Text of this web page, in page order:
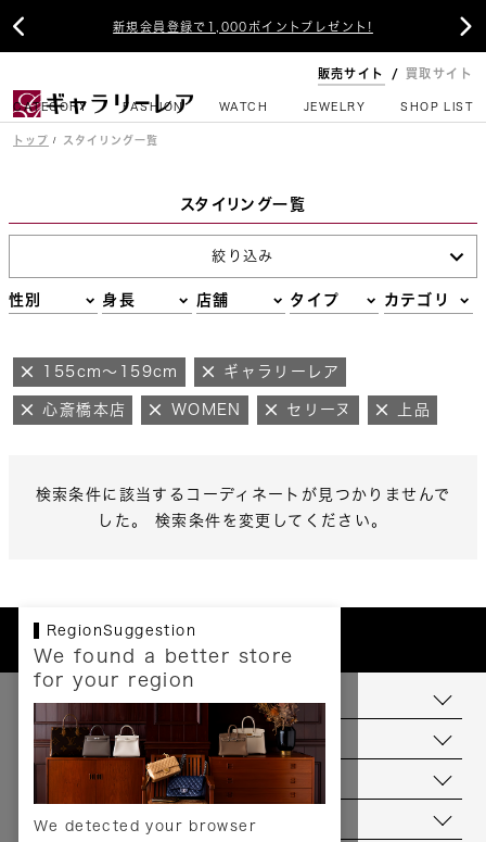
新規会員登録で1,000ポイントプレゼント!
 
販売サイト 買取サイト
CATEGORY FASHION WATCH JEWELRY SHOP LIST
トップ スタイリング一覧
スタイリング一覧
絞り込み
性別 身長 店舗 タイプ カテゴリ
155cm～159cm ギャラリーレア
心斎橋本店 WOMEN セリーヌ 上品
検索条件に該当するコーディネートが見つかりませんで
した。 検索条件を変更してください。
RegionSuggestion
We found a better store
for your region
We detected your browser
お支払いについて
配送について
送料について
返品について